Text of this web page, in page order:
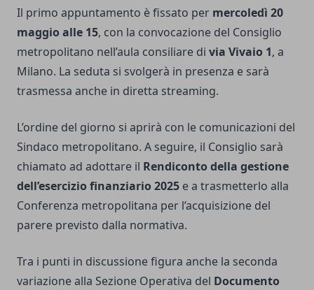
Il primo appuntamento è fissato per mercoledì 20
maggio alle 15, con la convocazione del Consiglio
metropolitano nell’aula consiliare di via Vivaio 1, a
Milano. La seduta si svolgerà in presenza e sarà
trasmessa anche in diretta streaming.
L’ordine del giorno si aprirà con le comunicazioni del
Sindaco metropolitano. A seguire, il Consiglio sarà
chiamato ad adottare il Rendiconto della gestione
dell’esercizio finanziario 2025 e a trasmetterlo alla
Conferenza metropolitana per l’acquisizione del
parere previsto dalla normativa.
Tra i punti in discussione figura anche la seconda
variazione alla Sezione Operativa del Documento